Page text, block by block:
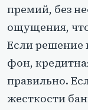
премий, без
ощущения,
Если решение
фон,
правильно.
жесткости